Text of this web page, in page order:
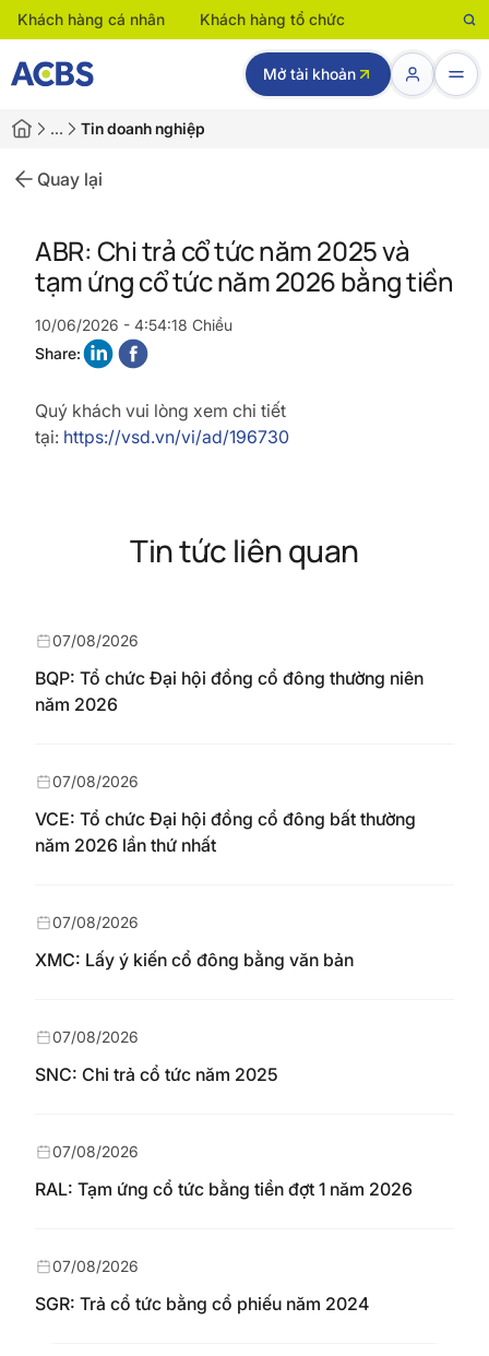
Khách hàng cá nhân Khách hàng tổ chức
Mở tài khoản
… Tin doanh nghiệp
Quay lại
ABR: Chi trả cổ tức năm 2025 và
tạm ứng cổ tức năm 2026 bằng tiền
10/06/2026 - 4:54:18 Chiều
Share:
Quý khách vui lòng xem chi tiết
tại: https://vsd.vn/vi/ad/196730
Tin tức liên quan
BQP: Tổ chức Đại hội đồng cổ đông thường niên
năm 2026
07/08/2026
VCE: Tổ chức Đại hội đồng cổ đông bất thường
năm 2026 lần thứ nhất
07/08/2026
XMC: Lấy ý kiến cổ đông bằng văn bản
07/08/2026
SNC: Chi trả cổ tức năm 2025
07/08/2026
RAL: Tạm ứng cổ tức bằng tiền đợt 1 năm 2026
07/08/2026
SGR: Trả cổ tức bằng cổ phiếu năm 2024
07/08/2026